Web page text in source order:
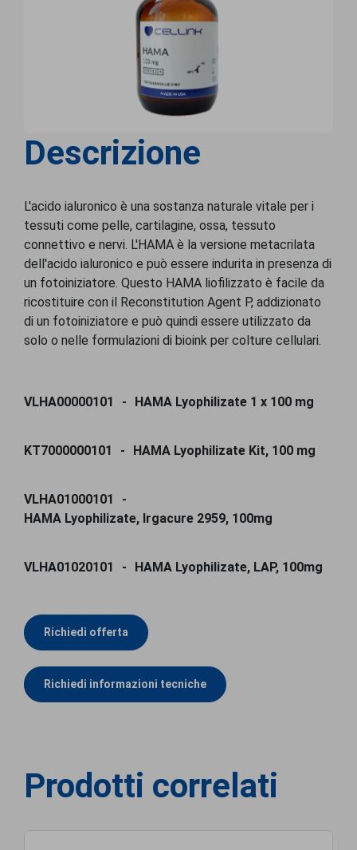
Descrizione
L'acido ialuronico è una sostanza naturale vitale per i
tessuti come pelle, cartilagine, ossa, tessuto
connettivo e nervi. L'HAMA è la versione metacrilata
dell'acido ialuronico e può essere indurita in presenza di
un fotoiniziatore. Questo HAMA liofilizzato è facile da
ricostituire con il Reconstitution Agent P, addizionato
di un fotoiniziatore e può quindi essere utilizzato da
solo o nelle formulazioni di bioink per colture cellulari.
VLHA00000101 HAMA Lyophilizate 1 x 100 mg
KT7000000101 HAMA Lyophilizate Kit, 100 mg
VLHA01000101
HAMA Lyophilizate, Irgacure 2959, 100mg
VLHA01020101 HAMA Lyophilizate, LAP, 100mg
Richiedi offerta
Richiedi informazioni tecniche
Prodotti correlati